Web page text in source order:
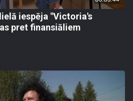
iespēja "Victoria's
pret finansiāliem